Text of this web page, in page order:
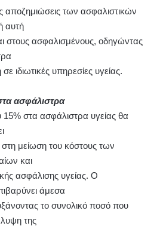
αποζημιώσεις των ασφαλιστικών
αυτή
στους ασφαλισμένους, οδηγώντας
ιδιωτικές υπηρεσίες υγείας.
ασφάλιστρα
στα ασφάλιστρα υγείας θα
μείωση του κόστους των
και
ασφάλισης υγείας. Ο
άμεσα
το συνολικό ποσό που
της